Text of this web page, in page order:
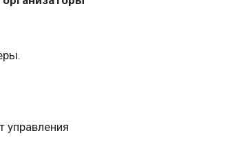
управления